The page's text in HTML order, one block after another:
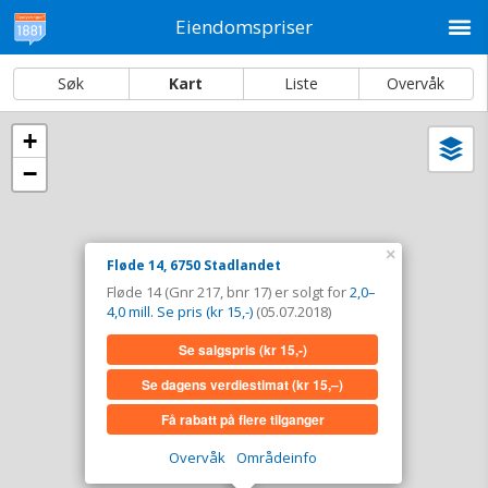
Eiendomspriser
Søk Kart Liste Overvåk
Bolig. Gnr 217 - Bnr 17
Se salgspris(kr 15,-)
Se dagens verdiestimat(kr 15,–)
Få rabatt på flere tilganger
Overvåk område Vis i kart
i
Fløde 14, 6750 Stadlandet
Fløde 14 (Gnr 217, bnr 17) er solgt for2,0–
4,0 mill. Se pris (kr 15,-) (05.07.2018)
Se salgspris(kr 15,-)
Se dagens verdiestimat(kr 15,–)
Få rabatt på flere tilganger
Overvåk Områdeinfo
×
+
−